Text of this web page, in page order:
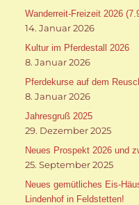
Wanderreit-Freizeit 2026
14. Januar 2026
Kultur im Pferdestall 2026
8. Januar 2026
Pferdekurse auf dem
8. Januar 2026
Jahresgruß 2025
29. Dezember 2025
Neues Prospekt 2026 und
25. September 2025
Neues gemütliches Eis-
Lindenhof in Feldstetten!